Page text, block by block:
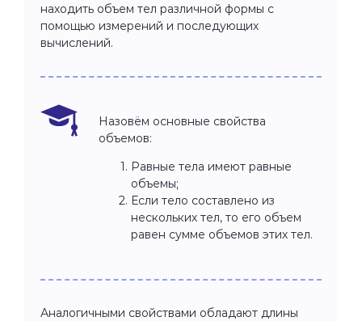
находить объем тел различной формы с
помощью измерений и последующих
вычислений.
Назовём основные свойства
объемов:
Равные тела имеют равные
объемы;
Если тело составлено из
нескольких тел, то его объем
равен сумме объемов этих тел.
Аналогичными свойствами обладают длины